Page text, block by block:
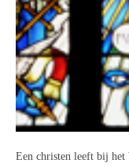
Een christen leeft bij